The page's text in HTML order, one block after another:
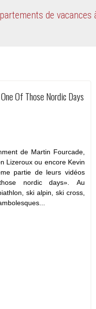
Of Those Nordic Days
de Martin Fourcade,
Lizeroux ou encore Kevin
partie de leurs vidéos
nordic days». Au
ski alpin, ski cross,